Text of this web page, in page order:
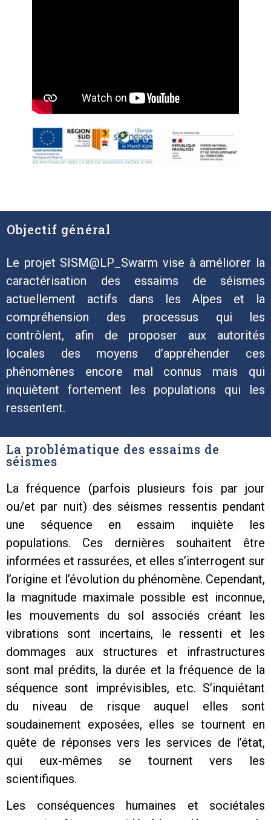
Objectif général
Le projet SISM@LP_Swarm vise à améliorer la
caractérisation des essaims de séismes
actuellement actifs dans les Alpes et la
compréhension des processus qui les
contrôlent, afin de proposer aux autorités
locales des moyens d’appréhender ces
phénomènes encore mal connus mais qui
inquiètent fortement les populations qui les
ressentent.
La problématique des essaims de
séismes
La fréquence (parfois plusieurs fois par jour
ou/et par nuit) des séismes ressentis pendant
une séquence en essaim inquiète les
populations. Ces dernières souhaitent être
informées et rassurées, et elles s’interrogent sur
l’origine et l’évolution du phénomène. Cependant,
la magnitude maximale possible est inconnue,
les mouvements du sol associés créant les
vibrations sont incertains, le ressenti et les
dommages aux structures et infrastructures
sont mal prédits, la durée et la fréquence de la
séquence sont imprévisibles, etc. S’inquiétant
du niveau de risque auquel elles sont
soudainement exposées, elles se tournent en
quête de réponses vers les services de l’état,
qui eux-mêmes se tournent vers les
scientifiques.
Les conséquences humaines et sociétales